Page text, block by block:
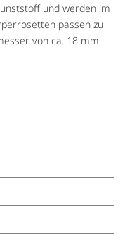
und werden im
passen zu
von ca. 18 mm